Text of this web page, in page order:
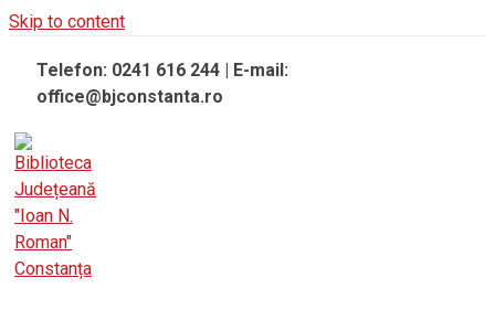
Skip to content
Telefon: 0241 616 244 | E-mail:
office@bjconstanta.ro